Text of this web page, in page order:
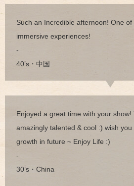
Such an Incredible afternoon! One
immersive experiences!
-
40’s・中国
Enjoyed a great time with your show!
amazingly talented & cool :) wish
growth in future ~ Enjoy Life :)
-
30’s・China